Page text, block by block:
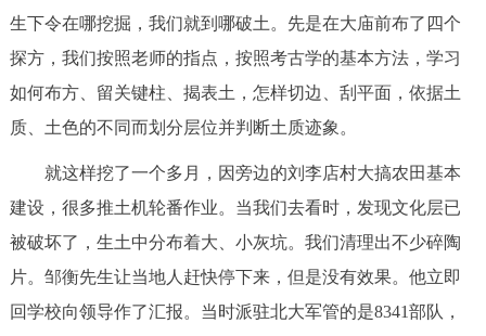
生下令在哪挖掘，我们就到哪破土。先是在大庙前布了四个
探方，我们按照老师的指点，按照考古学的基本方法，学习
如何布方、留关键柱、揭表土，怎样切边、刮平面，依据土
质、土色的不同而划分层位并判断土质迹象。
就这样挖了一个多月，因旁边的刘李店村大搞农田基本
建设，很多推土机轮番作业。当我们去看时，发现文化层已
被破坏了，生土中分布着大、小灰坑。我们清理出不少碎陶
片。邹衡先生让当地人赶快停下来，但是没有效果。他立即
回学校向领导作了汇报。当时派驻北大军管的是8341部队，